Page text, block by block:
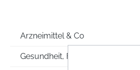
Arzneimittel & Co
Gesundheit, Familie & Co